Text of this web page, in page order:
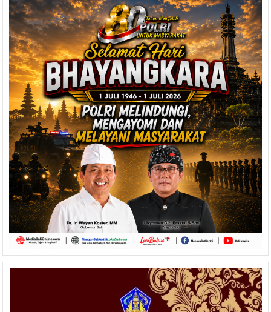
Lokal,
PPS
Kertha
Wisesa
Daulat
Gubernur
Koster
sebagai
Penasehat